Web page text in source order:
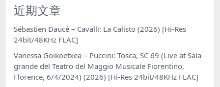
近期文章
Sébastien Daucé – Cavalli: La Calisto (2026) [Hi-Res
24bit/48KHz FLAC]
Vanessa Goikoetxea – Puccini: Tosca, SC 69 (Live at Sala
grande del Teatro del Maggio Musicale Fiorentino,
Florence, 6/4/2024) (2026) [Hi-Res 24bit/48KHz FLAC]